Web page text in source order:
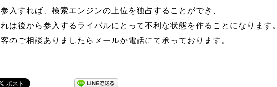
入すれば、検索エンジンの上位を独占することができ、
れは後から参入するライバルにとって不利な状態を作ることになります。
のご相談ありましたらメールか電話にて承っております。